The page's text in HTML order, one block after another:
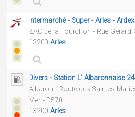
Intermarché - Super - Arles -
ZAC de la Fourchon - Rue Gérard
13200 Arles
Divers - Station L' Albaronnaise
Albaron - Route des Saintes-
Mer - D570
13200 Arles